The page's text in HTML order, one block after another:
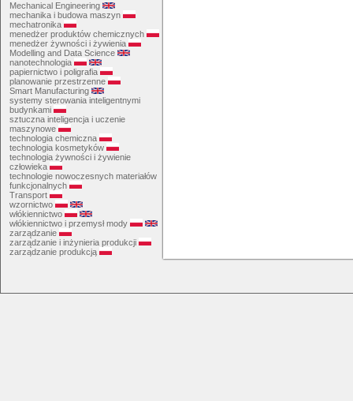
Mechanical Engineering
mechanika i budowa maszyn
mechatronika
menedżer produktów chemicznych
menedżer żywności i żywienia
Modelling and Data Science
nanotechnologia
papiernictwo i poligrafia
planowanie przestrzenne
Smart Manufacturing
systemy sterowania inteligentnymi
budynkami
sztuczna inteligencja i uczenie
maszynowe
technologia chemiczna
technologia kosmetyków
technologia żywności i żywienie
człowieka
technologie nowoczesnych materiałów
funkcjonalnych
Transport
wzornictwo
włókiennictwo
włókiennictwo i przemysł mody
zarządzanie
zarządzanie i inżynieria produkcji
zarządzanie produkcją